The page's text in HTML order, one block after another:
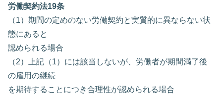
労働契約法19条
（1）期間の定めのない労働契約と実質的に異ならない状
態にあると
認められる場合
（2）上記（1）には該当しないが、労働者が期間満了後
の雇用の継続
を期待することにつき合理性が認められる場合